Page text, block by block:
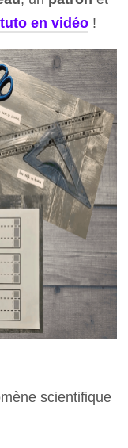
tuto en vidéo !
scientifique